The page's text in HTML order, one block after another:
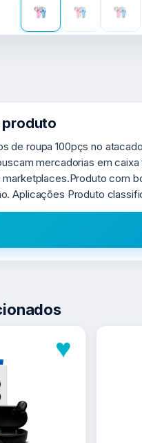
produto
de roupa 100pçs no
mercadorias em
marketplaces.Produto com
Aplicações Produto
♥